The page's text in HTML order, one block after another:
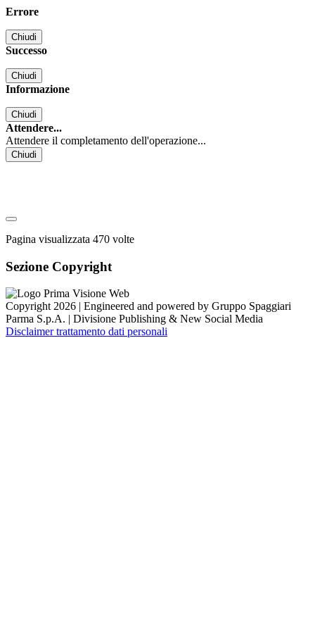
Errore
Chiudi
Successo
Chiudi
Informazione
Chiudi
Attendere...
Attendere il completamento dell'operazione...
Chiudi
Pagina visualizzata 470 volte
Sezione Copyright
Copyright 2026 | Engineered and powered by Gruppo Spaggiari
Parma S.p.A. | Divisione Publishing & New Social Media
Disclaimer trattamento dati personali